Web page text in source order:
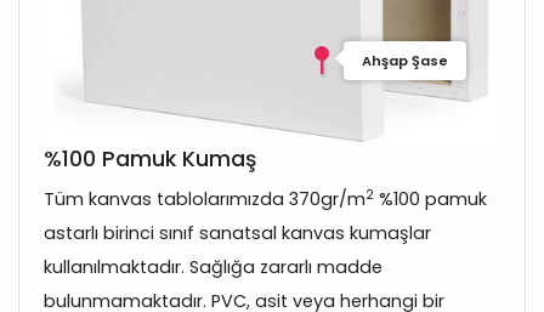
Ahşap Şase
%100 Pamuk Kumaş
Tüm kanvas tablolarımızda 370gr/m2 %100 pamuk
astarlı birinci sınıf sanatsal kanvas kumaşlar
kullanılmaktadır. Sağlığa zararlı madde
bulunmamaktadır. PVC, asit veya herhangi bir